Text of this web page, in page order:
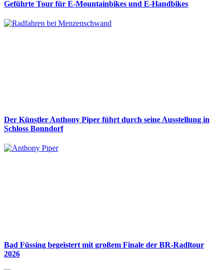
Geführte Tour für E-Mountainbikes und E-Handbikes
Der Künstler Anthony Piper führt durch seine Ausstellung in
Schloss Bonndorf
Bad Füssing begeistert mit großem Finale der BR-Radltour
2026